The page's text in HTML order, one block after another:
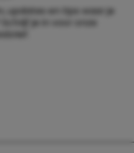
updates en tips waar je
je in voor onze